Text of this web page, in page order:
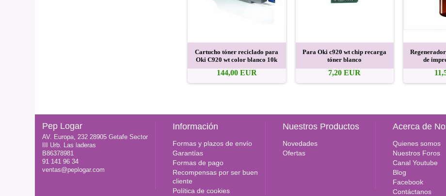
Cartucho tóner reciclado para
Oki C920 wt color blanco 10k
144,00 EUR
Para Oki c920 wt chip recarga
tóner blanco
7,20 EUR
de
Pep Logar
AV. Europa, 232 28905 Getafe Sector
III Urb. Las laderas
B86378981
91 141 96 34
ventas@peplogar.com
Información
Formas y plazos de envío
Garantías
Formas de pago
Recompensas por ser buen
cliente
Política de cookies
Nuestros Productos
Novedades
Ofertas
Acerca de
Quienes somos
Nuestros Foros
Canal Youtube
Blog
Facebook
Contáctanos